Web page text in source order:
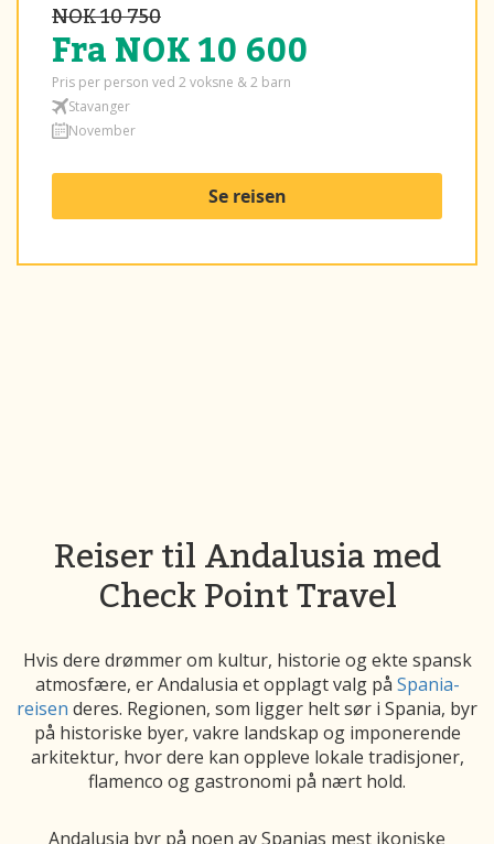
NOK 10 750
Fra NOK 10 600
Pris per person ved 2 voksne & 2 barn
Stavanger
November
Se reisen
Reiser til Andalusia med
Check Point Travel
Hvis dere drømmer om kultur, historie og ekte spansk
atmosfære, er Andalusia et opplagt valg på Spania-
reisen deres. Regionen, som ligger helt sør i Spania, byr
på historiske byer, vakre landskap og imponerende
arkitektur, hvor dere kan oppleve lokale tradisjoner,
flamenco og gastronomi på nært hold.
Andalusia byr på noen av Spanias mest ikoniske